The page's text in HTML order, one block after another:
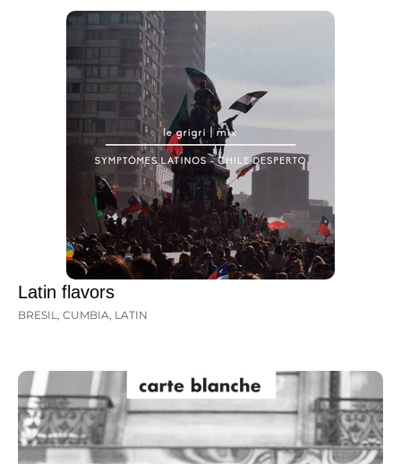
Latin flavors
BRESIL, CUMBIA, LATIN